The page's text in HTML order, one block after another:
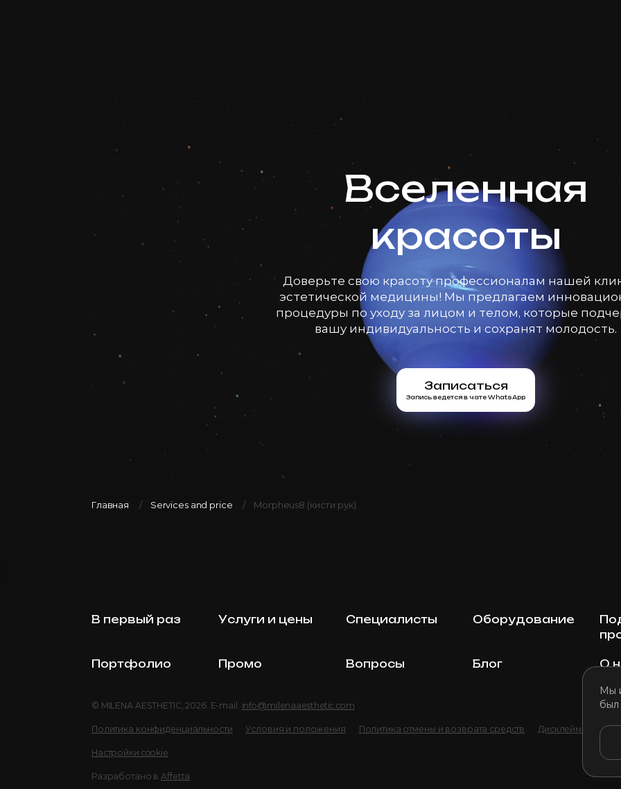
Мы
был
Вселенная
красоты
Доверьте свою красоту профессионалам нашей
эстетической медицины! Мы предлагаем
процедуры по уходу за лицом и телом, которые
вашу индивидуальность и сохранят молодость.
Записаться
Запись ведется в чате WhatsApp
Главная Services and price Morpheus8 (кисти рук)
В первый раз Услуги и цены Специалисты Оборудование
Портфолио Промо Вопросы Блог О
© MILENA AESTHETIC, 2026 E-mail: info@milenaaesthetic.com
Политика конфиденциальности Условия и положения Политика отмены и возврата средств Дисклеймер
Настройки cookie
Разработано в Affetta